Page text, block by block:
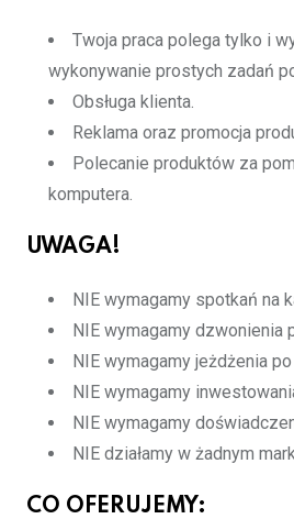
Twoja praca polega tylko i
wykonywanie prostych zadań
Obsługa klienta.
Reklama oraz promocja
Polecanie produktów za
komputera.
UWAGA!
NIE wymagamy spotkań na
NIE wymagamy dzwonienia
NIE wymagamy jeżdżenia
NIE wymagamy
NIE wymagamy
NIE działamy w żadnym
CO OFERUJEMY: